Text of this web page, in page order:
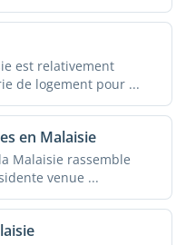
est relativement
de logement pour ...
en Malaisie
Malaisie rassemble
venue ...